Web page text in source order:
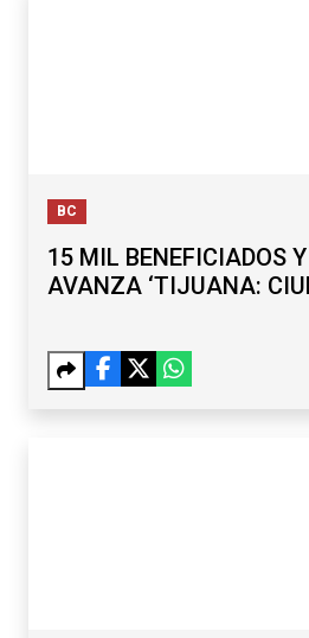
BC
15 MIL BENEFICIADOS
AVANZA ‘TIJUANA: